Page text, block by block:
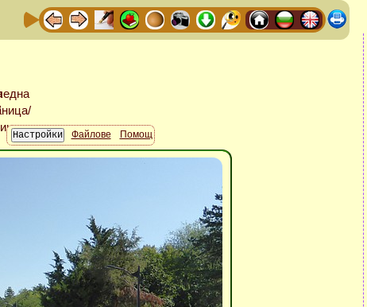
Файлове Помощ